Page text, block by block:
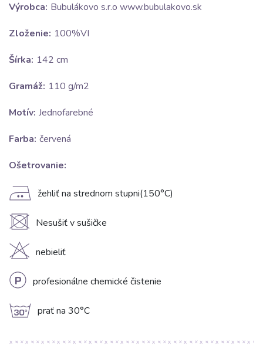
Výrobca: Bubulákovo s.r.o www.bubulakovo.sk
Zloženie: 100%VI
Šírka: 142 cm
Gramáž: 110 g/m2
Motív: Jednofarebné
Farba: červená
Ošetrovanie:
E žehliť na strednom stupni(150°C)
U Nesušiť v sušičke
H nebieliť
L profesionálne chemické čistenie
g prať na 30°C